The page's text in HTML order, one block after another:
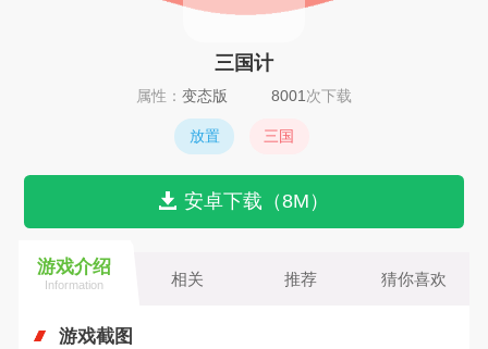
三国计
属性： 变态版 8001 次下载
放置 三国
安卓下载（8M）
游戏介绍
Information 相关 推荐 猜你喜欢
游戏截图